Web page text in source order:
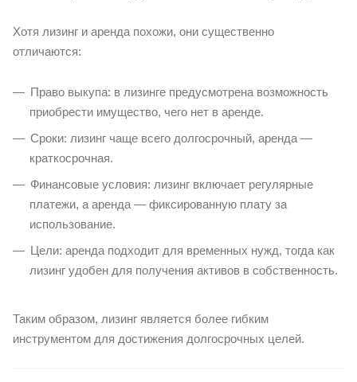
Хотя лизинг и аренда похожи, они существенно
отличаются:
Право выкупа: в лизинге предусмотрена возможность
приобрести имущество, чего нет в аренде.
Сроки: лизинг чаще всего долгосрочный, аренда —
краткосрочная.
Финансовые условия: лизинг включает регулярные
платежи, а аренда — фиксированную плату за
использование.
Цели: аренда подходит для временных нужд, тогда как
лизинг удобен для получения активов в собственность.
Таким образом, лизинг является более гибким
инструментом для достижения долгосрочных целей.